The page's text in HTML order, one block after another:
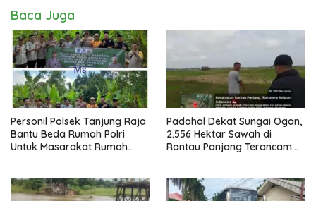
Baca Juga
Personil Polsek Tanjung Raja
Bantu Beda Rumah Polri
Untuk Masarakat Rumah
Padahal Dekat Sungai Ogan,
2.556 Hektar Sawah di
Rantau Panjang Terancam